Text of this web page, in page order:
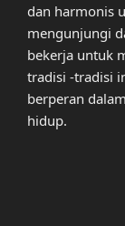
dan harmonis
mengunjungi
bekerja untuk
tradisi -tradisi
berperan
hidup.